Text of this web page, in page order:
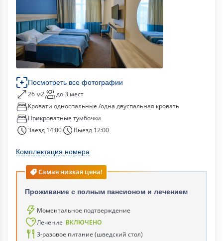
Посмотреть все фотографии
26 м2
до 3 мест
Кровати односпальные /одна двуспальная кровать
Прикроватные тумбочки
Заезд 14:00
Выезд 12:00
Комплектация номера
Самая низкая цена!
Проживание с полным пансионом и лечением
Моментальное подтверждение
Лечение ВКЛЮЧЕНО
3-разовое питание (шведский стол)